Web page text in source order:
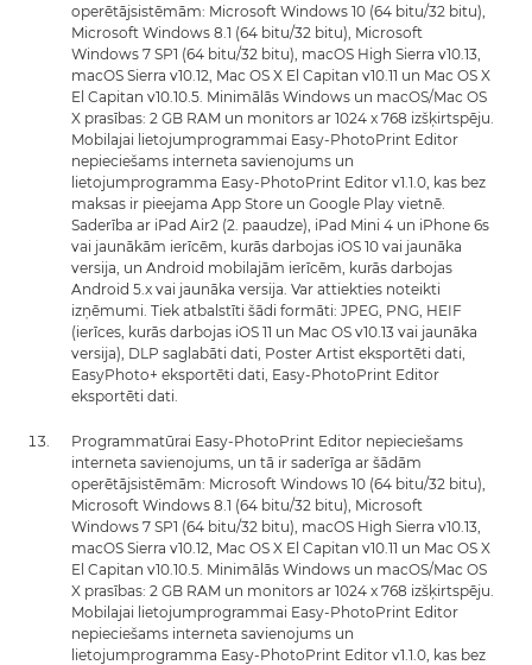
operētājsistēmām: Microsoft Windows 10 (64 bitu/32 bitu),
Microsoft Windows 8.1 (64 bitu/32 bitu), Microsoft
Windows 7 SP1 (64 bitu/32 bitu), macOS High Sierra v10.13,
macOS Sierra v10.12, Mac OS X El Capitan v10.11 un Mac OS X
El Capitan v10.10.5. Minimālās Windows un macOS/Mac OS
X prasības: 2 GB RAM un monitors ar 1024 x 768 izšķirtspēju.
Mobilajai lietojumprogrammai Easy-PhotoPrint Editor
nepieciešams interneta savienojums un
lietojumprogramma Easy-PhotoPrint Editor v1.1.0, kas bez
maksas ir pieejama App Store un Google Play vietnē.
Saderība ar iPad Air2 (2. paaudze), iPad Mini 4 un iPhone 6s
vai jaunākām ierīcēm, kurās darbojas iOS 10 vai jaunāka
versija, un Android mobilajām ierīcēm, kurās darbojas
Android 5.x vai jaunāka versija. Var attiekties noteikti
izņēmumi. Tiek atbalstīti šādi formāti: JPEG, PNG, HEIF
(ierīces, kurās darbojas iOS 11 un Mac OS v10.13 vai jaunāka
versija), DLP saglabāti dati, Poster Artist eksportēti dati,
EasyPhoto+ eksportēti dati, Easy-PhotoPrint Editor
eksportēti dati.
Programmatūrai Easy-PhotoPrint Editor nepieciešams
interneta savienojums, un tā ir saderīga ar šādām
operētājsistēmām: Microsoft Windows 10 (64 bitu/32 bitu),
Microsoft Windows 8.1 (64 bitu/32 bitu), Microsoft
Windows 7 SP1 (64 bitu/32 bitu), macOS High Sierra v10.13,
macOS Sierra v10.12, Mac OS X El Capitan v10.11 un Mac OS X
El Capitan v10.10.5. Minimālās Windows un macOS/Mac OS
X prasības: 2 GB RAM un monitors ar 1024 x 768 izšķirtspēju.
Mobilajai lietojumprogrammai Easy-PhotoPrint Editor
nepieciešams interneta savienojums un
lietojumprogramma Easy-PhotoPrint Editor v1.1.0, kas bez